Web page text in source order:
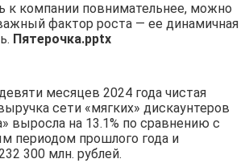
к компании повнимательнее, можно
фактор роста — ее динамичная
Пятерочка.pptx
месяцев 2024 года чистая
сети «мягких» дискаунтеров
выросла на 13.1% по сравнению с
периодом прошлого года и
300 млн. рублей.